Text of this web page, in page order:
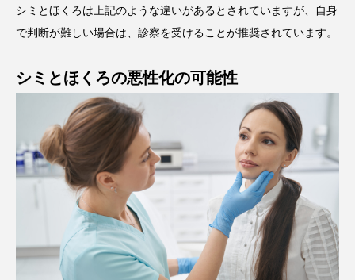
シミとほくろは上記のような違いがあるとされていますが、自身
で判断が難しい場合は、診察を受けることが推奨されています。
シミとほくろの悪性化の可能性